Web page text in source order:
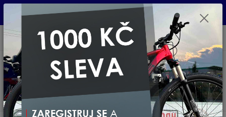
Pro nachystání kola / doplňků na prodejně si prosím zavolejte dopředu.
Menu
CZK
Hledat
+420 733 792 733
PO-PÁ 10:00-17:00 | SO: 9:00-12:00